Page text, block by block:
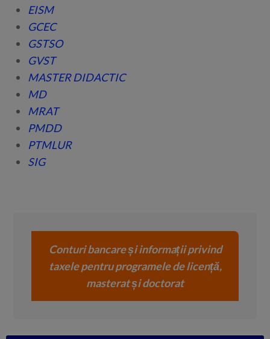
EISM
GCEC
GSTSO
GVST
MASTER DIDACTIC
MD
MRAT
PMDD
PTMLUR
SIG
Conturi bancare și informații privind
taxele pentru programele de licență,
masterat și doctorat